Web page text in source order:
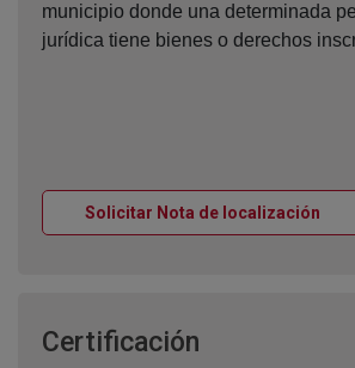
municipio donde una determinada
jurídica tiene bienes o derechos
Solicitar Nota de localización
Certificación